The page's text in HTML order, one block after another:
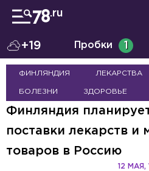
+19 Пробки 1
ФИНЛЯНДИЯ ЛЕКАРСТВА
БОЛЕЗНИ ЗДОРОВЬЕ
Финляндия
поставки лекарств и
товаров в Россию
12 МАЯ,